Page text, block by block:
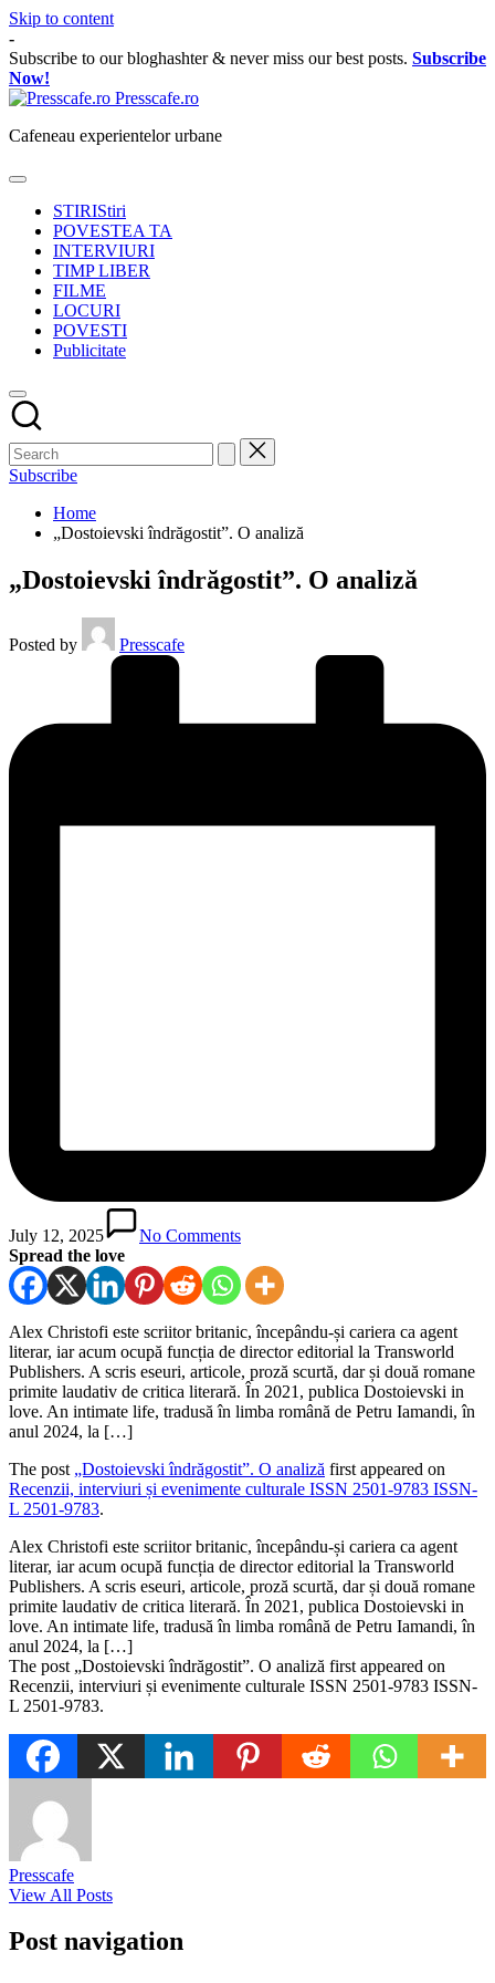
Skip to content
-
Subscribe to our bloghashter & never miss our best posts. Subscribe
Now!
Presscafe.ro
Cafeneau experientelor urbane
STIRIStiri
POVESTEA TA
INTERVIURI
TIMP LIBER
FILME
LOCURI
POVESTI
Publicitate
Subscribe
Home
„Dostoievski îndrăgostit”. O analiză
„Dostoievski îndrăgostit”. O analiză
Posted by Presscafe
July 12, 2025
No Comments
Spread the love
Alex Christofi este scriitor britanic, începându-și cariera ca agent
literar, iar acum ocupă funcția de director editorial la Transworld
Publishers. A scris eseuri, articole, proză scurtă, dar și două romane
primite laudativ de critica literară. În 2021, publica Dostoievski in
love. An intimate life, tradusă în limba română de Petru Iamandi, în
anul 2024, la […]
The post „Dostoievski îndrăgostit”. O analiză first appeared on
Recenzii, interviuri și evenimente culturale ISSN 2501-9783 ISSN-
L 2501-9783.
​Alex Christofi este scriitor britanic, începându-și cariera ca agent
literar, iar acum ocupă funcția de director editorial la Transworld
Publishers. A scris eseuri, articole, proză scurtă, dar și două romane
primite laudativ de critica literară. În 2021, publica Dostoievski in
love. An intimate life, tradusă în limba română de Petru Iamandi, în
anul 2024, la […]
The post „Dostoievski îndrăgostit”. O analiză first appeared on
Recenzii, interviuri și evenimente culturale ISSN 2501-9783 ISSN-
L 2501-9783.
Presscafe
View All Posts
Post navigation